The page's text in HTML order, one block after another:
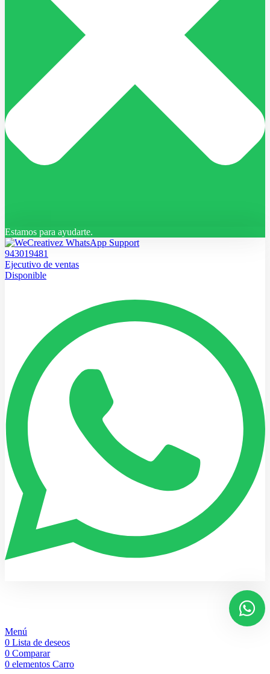
Estamos para ayudarte.
943019481
Ejecutivo de ventas
Disponible
Menú
0 Lista de deseos
0 Comparar
0 elementos Carro